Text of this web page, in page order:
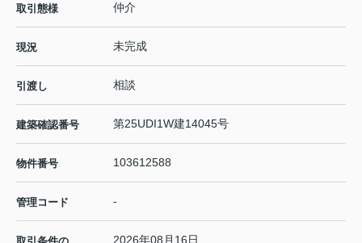
取引態様 仲介
現況 未完成
引渡し 相談
建築確認番号 第25UDI1W建14045号
物件番号 103612588
管理コード -
2026年08月16日